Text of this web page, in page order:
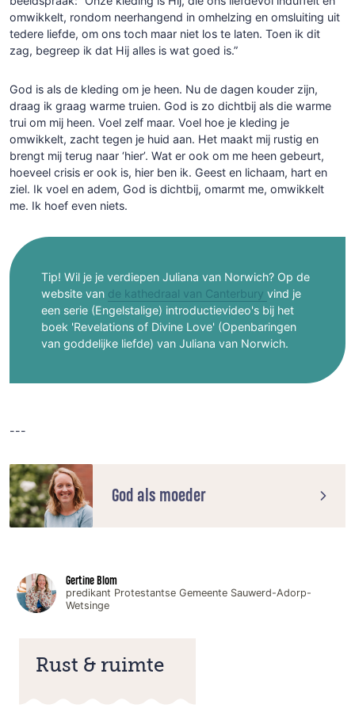
omwikkelt, rondom neerhangend in omhelzing en omsluiting uit
tedere liefde, om ons toch maar niet los te laten. Toen ik dit
zag, begreep ik dat Hij alles is wat goed is.”
God is als de kleding om je heen. Nu de dagen kouder zijn,
draag ik graag warme truien. God is zo dichtbij als die warme
trui om mij heen. Voel zelf maar. Voel hoe je kleding je
omwikkelt, zacht tegen je huid aan. Het maakt mij rustig en
brengt mij terug naar ‘hier’. Wat er ook om me heen gebeurt,
hoeveel crisis er ook is, hier ben ik. Geest en lichaam, hart en
ziel. Ik voel en adem, God is dichtbij, omarmt me, omwikkelt
me. Ik hoef even niets.
Tip! Wil je je verdiepen Juliana van Norwich? Op de
website van de kathedraal van Canterbury vind je
een serie (Engelstalige) introductievideo's bij het
boek 'Revelations of Divine Love' (Openbaringen
van goddelijke liefde) van Juliana van Norwich.
---
God als moeder
Gertine Blom
predikant Protestantse Gemeente Sauwerd-Adorp-
Wetsinge
Rust & ruimte